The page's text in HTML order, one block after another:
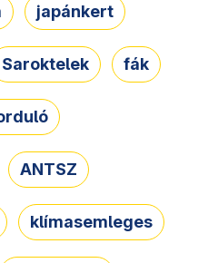
japánkert
Saroktelek fák
ANTSZ
klímasemleges